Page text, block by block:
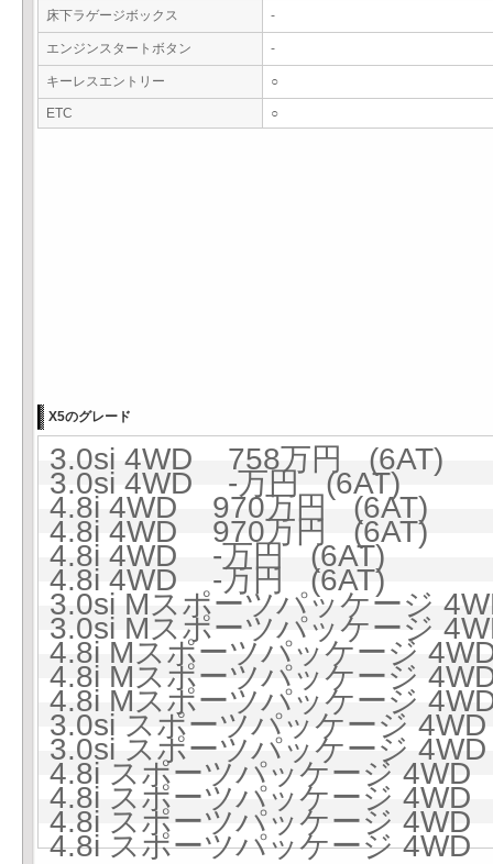
床下ラゲージボックス -
エンジンスタートボタン -
キーレスエントリー ○
ETC ○
X5のグレード
3.0si 4WD 758万円 (6AT)
3.0si 4WD -万円 (6AT)
4.8i 4WD 970万円 (6AT)
4.8i 4WD 970万円 (6AT)
4.8i 4WD -万円 (6AT)
4.8i 4WD -万円 (6AT)
3.0si Mスポーツパッケージ
3.0si Mスポーツパッケージ
4.8i Mスポーツパッケージ
4.8i Mスポーツパッケージ
4.8i Mスポーツパッケージ
3.0si スポーツパッケージ
3.0si スポーツパッケージ
4.8i スポーツパッケージ
4.8i スポーツパッケージ
4.8i スポーツパッケージ
4.8i スポーツパッケージ